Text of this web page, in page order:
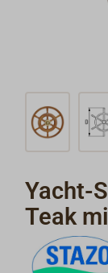
Yacht-
Teak